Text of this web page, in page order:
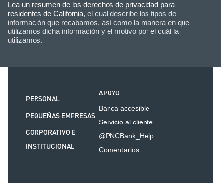
Lea un resumen de los derechos de privacidad para
residentes de California, el cual describe los tipos de
información que recabamos, así como la manera en que
utilizamos dicha información y el motivo por el cuál la
utilizamos.
PERSONAL
PEQUEÑAS EMPRESAS
CORPORATIVO E
INSTITUCIONAL
APOYO
Banca accesible
Servicio al cliente
@PNCBank_Help
Comentarios